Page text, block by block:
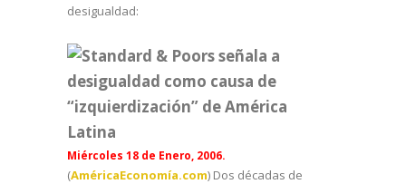
desigualdad:
Standard & Poors señala a
desigualdad como causa de
“izquierdización” de América
Latina
Miércoles 18 de Enero, 2006.
(AméricaEconomía.com) Dos décadas de